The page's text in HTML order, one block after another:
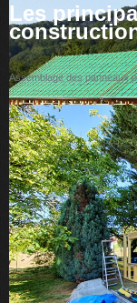
Les
Assemblage des panneaux